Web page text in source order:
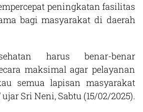
peningkatan fasilitas
bagi masyarakat di daerah
harus benar-benar
maksimal agar pelayanan
semua lapisan masyarakat
Sri Neni, Sabtu (15/02/2025).